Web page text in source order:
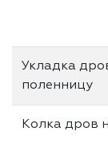
Укладка
поленницу
Колка дров